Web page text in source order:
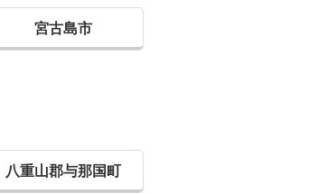
宮古島市
八重山郡与那国町